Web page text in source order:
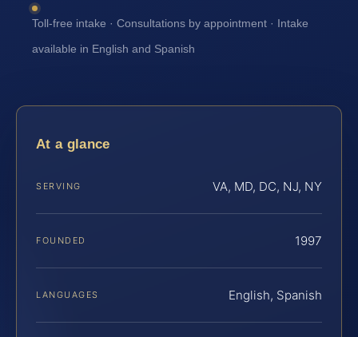
Toll-free intake · Consultations by appointment · Intake
available in English and Spanish
At a glance
SERVING VA, MD, DC, NJ, NY
FOUNDED 1997
LANGUAGES English, Spanish